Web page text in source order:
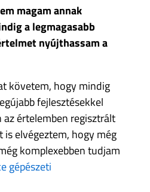
magam annak
a legmagasabb
nyújthassam a
követem, hogy mindig
fejlesztésekkel
az értelemben regisztrált
elvégeztem, hogy még
komplexebben tudjam
gépészeti